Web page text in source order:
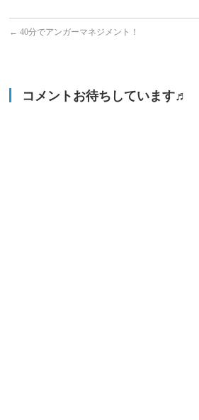
← 40分でアンガーマネジメント！
コメントお待ちしています♬